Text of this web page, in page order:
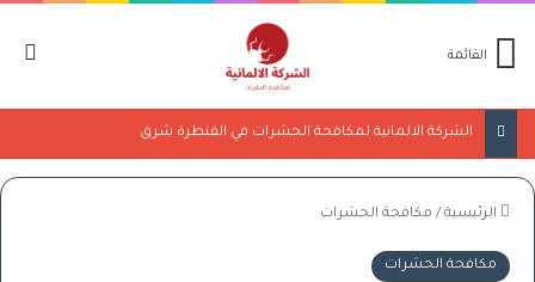
القائمة
الشركة الالمانية لمكافحة الحشرات في القنطرة شرق
الرئيسية / مكافحة الحشرات
مكافحة الحشرات